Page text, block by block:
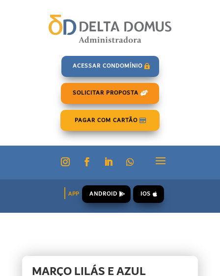
ACESSAR CONDOMÍNIO
SOLICITAR PROPOSTA
PAGAR COM CARTÃO
APP ANDROID IOS
MARÇO LILÁS E AZUL